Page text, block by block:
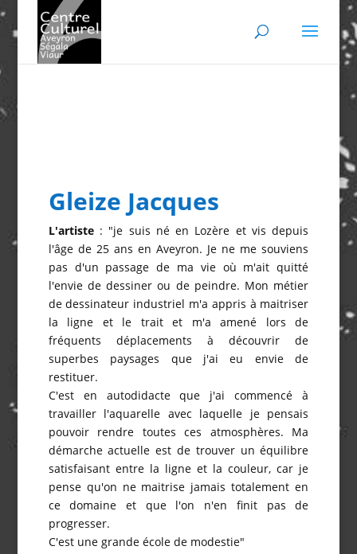
Gleize Jacques
L'artiste: "je suis né en Lozère et vis depuis
l'âge de 25 ans en Aveyron. Je ne me souviens
pas d'un passage de ma vie où m'ait quitté
l'envie de dessiner ou de peindre. Mon métier
de dessinateur industriel m'a appris à maitriser
la ligne et le trait et m'a amené lors de
fréquents déplacements à découvrir de
superbes paysages que j'ai eu envie de
restituer.
C'est en autodidacte que j'ai commencé à
travailler l'aquarelle avec laquelle je pensais
pouvoir rendre toutes ces atmosphères. Ma
démarche actuelle est de trouver un équilibre
satisfaisant entre la ligne et la couleur, car je
pense qu'on ne maitrise jamais totalement en
ce domaine et que l'on n'en finit pas de
progresser.
C'est une grande école de modestie"